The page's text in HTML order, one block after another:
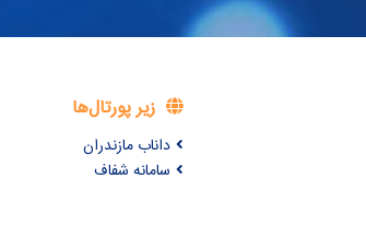
زیر پورتال‌ها
داناب مازندران
سامانه شفاف